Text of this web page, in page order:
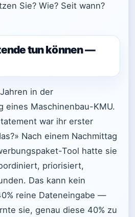
Sie? Wie? Seit wann?
tun können —
in der
eines Maschinenbau-KMU.
war ihr erster
Nach einem Nachmittag
Tool hatte sie
priorisiert,
Das kann kein
reine Dateneingabe —
sie, genau diese 40% zu